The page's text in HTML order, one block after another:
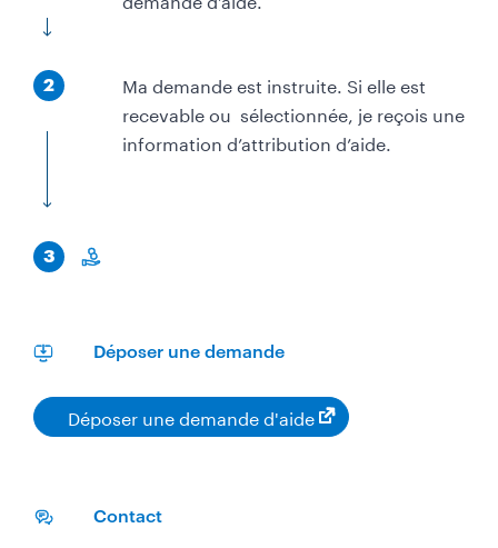
eÉ 2
Ma demande est instruite. Si elle est
recevable ou sélectionnée, je reçois une
information d’attribution d’aide.
É
p
e
3
y
Déposer une demande
​Déposer une demande d'aide
Contact